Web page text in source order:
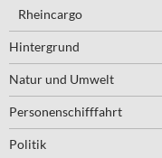
Rheincargo
Hintergrund
Natur und Umwelt
Personenschifffahrt
Politik